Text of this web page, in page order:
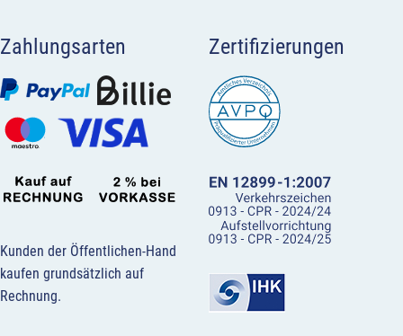
Zahlungsarten
Kunden der Öffentlichen-Hand
kaufen grundsätzlich auf
Rechnung.
Zertifizierungen